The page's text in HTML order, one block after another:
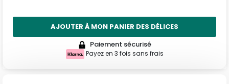
AJOUTER À MON PANIER DES DÉLICES
Paiement sécurisé
Payez en 3 fois sans frais